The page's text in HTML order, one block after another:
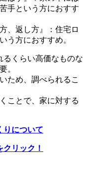
手という方におすす
、返し方』：住宅ロ
う方におすすめ。
るくらい高価なものな
。
ため、調べられるこ
ことで、家に対する
りについて
リック！